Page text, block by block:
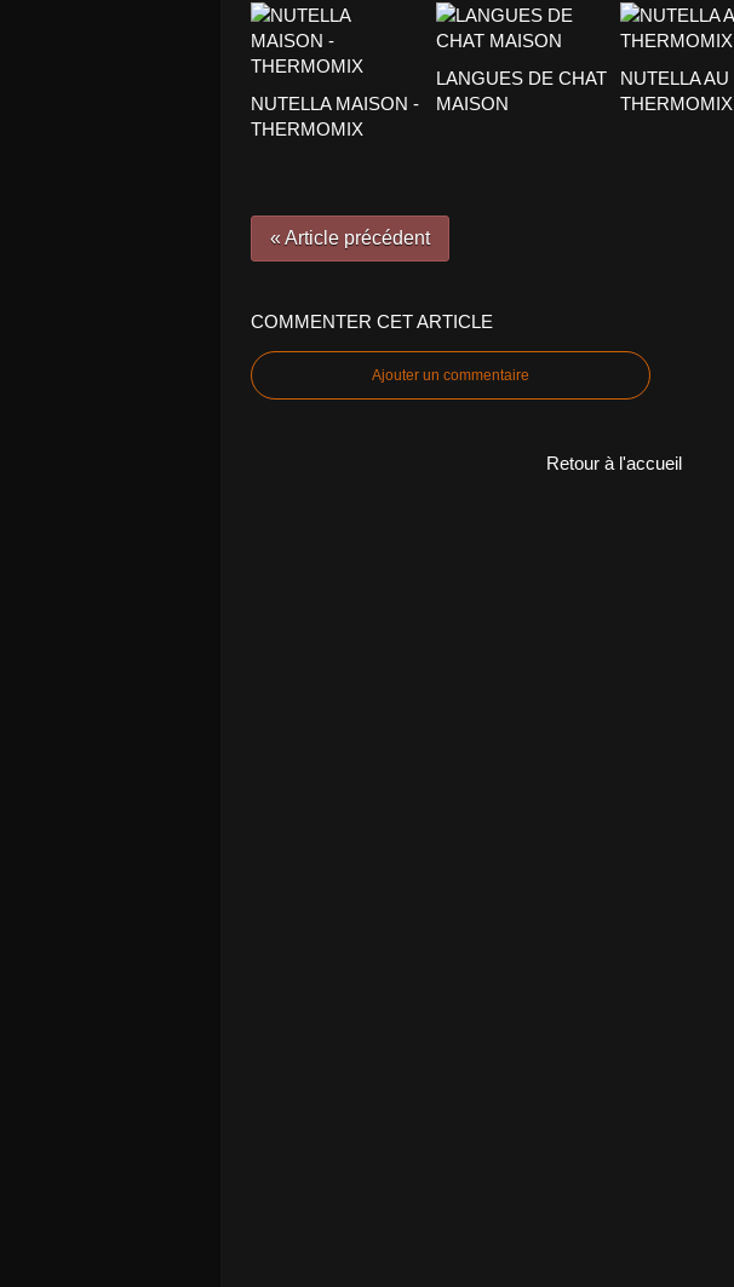
NUTELLA MAISON -
THERMOMIX
LANGUES DE CHAT
MAISON
NUTELLA AU
THERMOMIX
« Article précédent
COMMENTER CET ARTICLE
Ajouter un commentaire
Retour à l'accueil